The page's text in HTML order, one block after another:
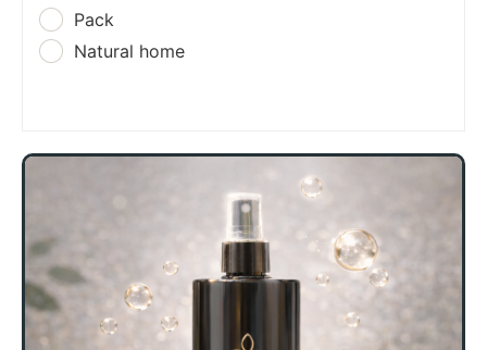
Pack
Natural home